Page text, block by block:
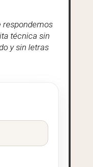
respondemos
técnica sin
y sin letras